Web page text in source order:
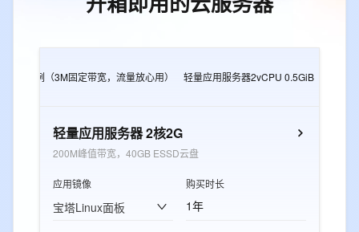
e实例（3M固定带宽，流量放心用） 轻量应用服务器2vCPU 0.5GiB
轻量应用服务器 2核2G
200M峰值带宽，40GB ESSD云盘
应用镜像
宝塔Linux面板
购买时长
1年